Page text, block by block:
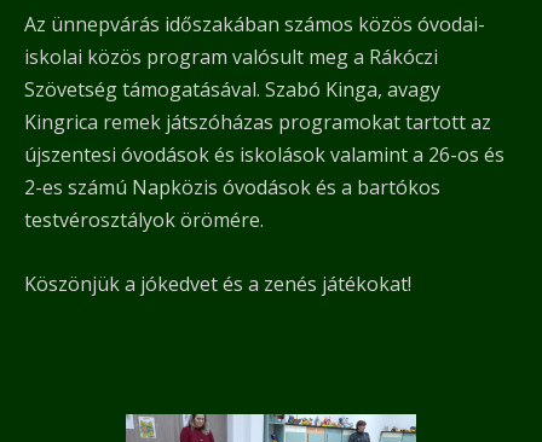
Az ünnepvárás időszakában számos közös óvodai-
iskolai közös program valósult meg a Rákóczi
Szövetség támogatásával. Szabó Kinga, avagy
Kingrica remek játszóházas programokat tartott az
újszentesi óvodások és iskolások valamint a 26-os és
2-es számú Napközis óvodások és a bartókos
testvérosztályok örömére.
Köszönjük a jókedvet és a zenés játékokat!